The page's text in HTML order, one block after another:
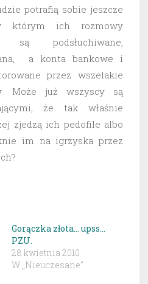
potrafią sobie jeszcze
którym ich rozmowy
podsłuchiwane,
a konta bankowe i
przez wszelakie
Może już wszyscy są
że tak właśnie
zjedzą ich pedofile albo
im na igrzyska przez
Gorączka złota… upss…
PZU.
28 kwietnia 2010
W „Nieuczesane"